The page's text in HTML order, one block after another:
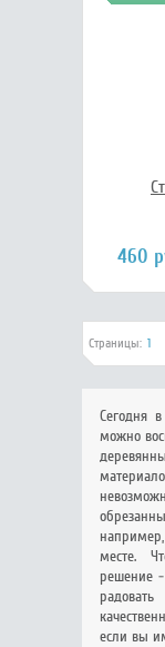
460
Страницы: 1
Сегодня
можно
месте.
решение -
если вы